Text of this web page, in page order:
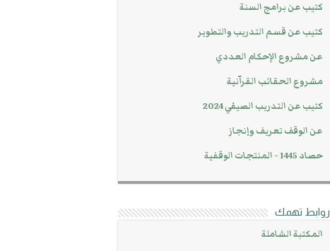
كتيب عن برامج السنة
كتيب عن قسم التدريب والتطوير
عن مشروع الإحكام العددي
مشروع الحقائب القرآنية
كتيب عن التدريب الصيفي 2024
عن الوقف تعريف وإنجاز
حصاد 1445 - المنتجات الوقفية
روابط تهمك
المكتبة الشاملة